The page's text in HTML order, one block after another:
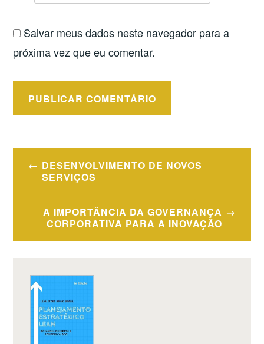
Salvar meus dados neste navegador para a
próxima vez que eu comentar.
Navegação
Post
DESENVOLVIMENTO DE NOVOS
SERVIÇOS
A IMPORTÂNCIA DA GOVERNANÇA
CORPORATIVA PARA A INOVAÇÃO